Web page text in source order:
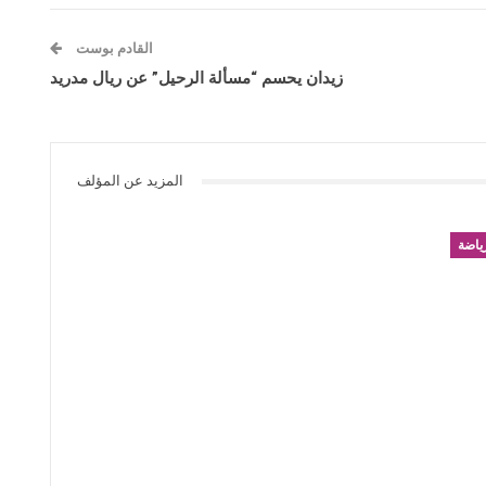
القادم بوست
زيدان يحسم “مسألة الرحيل” عن ريال مدريد
المزيد عن المؤلف